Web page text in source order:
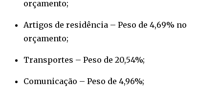
orçamento;
Artigos de residência – Peso de 4,69% no
orçamento;
Transportes – Peso de 20,54%;
Comunicação – Peso de 4,96%;